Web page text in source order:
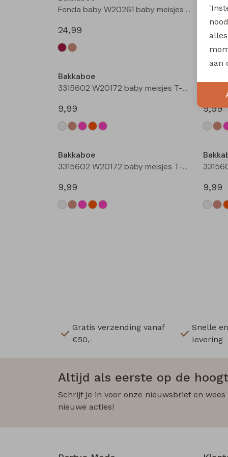
Fenda baby W20261 baby meisjes denim jack Zand
24,99
Bakkaboe
3315602 W20172 baby meisjes T-shirt lm Cream
9,99
9,99
Bakkaboe
3315602 W20172 baby meisjes T-shirt lm Rose
9,99
9,99
Gratis verzending vanaf
€50,-
Snelle
levering
Altijd als eerste op de
Schrijf je in voor onze nieuwsbrief en
nieuwe acties!
aan